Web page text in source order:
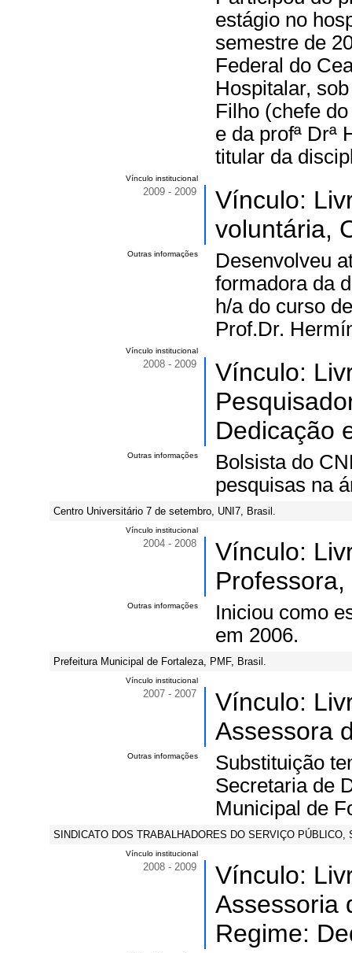
estágio no
semestre de
Federal do
Hospitalar,
Filho (chefe
e da profª Drª
titular da
Vínculo institucional
2009 - 2009
Vínculo:
voluntária,
Outras informações
Desenvolveu
formadora da
h/a do curso
Prof.Dr.
Vínculo institucional
2008 - 2009
Vínculo:
Dedicação
Outras informações
Bolsista do
pesquisas na
Centro Universitário 7 de setembro, UNI7, Brasil.
Vínculo institucional
2004 - 2008
Vínculo:
Outras informações
Iniciou como
em 2006.
Prefeitura Municipal de Fortaleza, PMF, Brasil.
Vínculo institucional
2007 - 2007
Vínculo:
Assessora
Outras informações
Substituição
Secretaria de
Municipal de
SINDICATO DOS TRABALHADORES DO SERVIÇO PÚBLICO,
Vínculo institucional
2008 - 2009
Vínculo:
Assessoria
Regime: